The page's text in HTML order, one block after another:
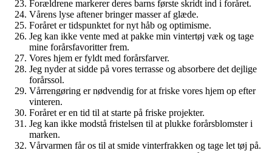
Forældrene markerer deres barns første skridt ind i foråret.
Vårens lyse aftener bringer masser af glæde.
Foråret er tidspunktet for nyt håb og optimisme.
Jeg kan ikke vente med at pakke min vintertøj væk og tage
mine forårsfavoritter frem.
Vores hjem er fyldt med forårsfarver.
Jeg nyder at sidde på vores terrasse og absorbere det dejlige
forårssol.
Vårrengøring er nødvendig for at friske vores hjem op efter
vinteren.
Foråret er en tid til at starte på friske projekter.
Jeg kan ikke modstå fristelsen til at plukke forårsblomster i
marken.
Vårvarmen får os til at smide vinterfrakken og tage let tøj på.